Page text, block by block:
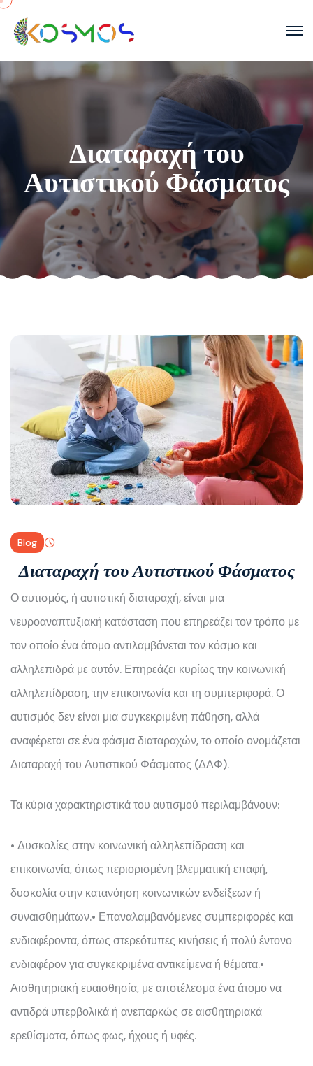
Διαταραχή του
Αυτιστικού Φάσματος
Blog
Διαταραχή του Αυτιστικού Φάσματος
Ο αυτισμός, ή αυτιστική διαταραχή, είναι μια
νευροαναπτυξιακή κατάσταση που επηρεάζει τον τρόπο με
τον οποίο ένα άτομο αντιλαμβάνεται τον κόσμο και
αλληλεπιδρά με αυτόν. Επηρεάζει κυρίως την κοινωνική
αλληλεπίδραση, την επικοινωνία και τη συμπεριφορά. Ο
αυτισμός δεν είναι μια συγκεκριμένη πάθηση, αλλά
αναφέρεται σε ένα φάσμα διαταραχών, το οποίο ονομάζεται
Διαταραχή του Αυτιστικού Φάσματος (ΔΑΦ).
Τα κύρια χαρακτηριστικά του αυτισμού περιλαμβάνουν:
• Δυσκολίες στην κοινωνική αλληλεπίδραση και
επικοινωνία, όπως περιορισμένη βλεμματική επαφή,
δυσκολία στην κατανόηση κοινωνικών ενδείξεων ή
συναισθημάτων.• Επαναλαμβανόμενες συμπεριφορές και
ενδιαφέροντα, όπως στερεότυπες κινήσεις ή πολύ έντονο
ενδιαφέρον για συγκεκριμένα αντικείμενα ή θέματα.•
Αισθητηριακή ευαισθησία, με αποτέλεσμα ένα άτομο να
αντιδρά υπερβολικά ή ανεπαρκώς σε αισθητηριακά
ερεθίσματα, όπως φως, ήχους ή υφές.